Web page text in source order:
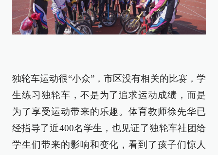
独轮车运动很“小众”，市区没有相关的比赛，学
生练习独轮车，不是为了追求运动成绩，而是
为了享受运动带来的乐趣。体育教师徐先华已
经指导了近400名学生，也见证了独轮车社团给
学生们带来的影响和变化，看到了孩子们惊人